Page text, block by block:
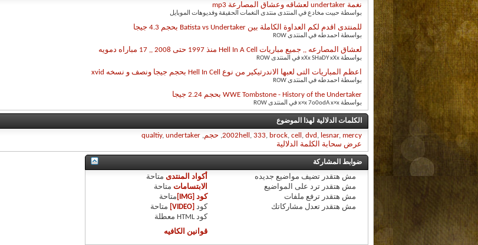
نغمة undertaker لعشاقه وعشاق المصارعة mp3
بواسطة حبيت مخادع في المنتدى منتدى النغمات الحقيقة وفديوهات الموبايل
للمنتدى اقدم لكم العداوة الكاملة بين Batista vs Undertaker بحجم 4.3 جيجا
بواسطة احمدطه في المنتدى ROW
لعشاق المصارعه ,, جميع مباريات Hell In A Cell منذ 1997 حتى 2008 ,, 17 مباراه دمويه
بواسطة xXx SHaDY xXx في المنتدى ROW
اعظم المباريات التى لعبها الاندرتيكير من نوع Hell In Cell بحجم جيجا ونصف و نسخه xvid
بواسطة احمدطه في المنتدى ROW
WWE Tombstone - History of the Undertaker بحجم 2.24 جيجا
بواسطة x×x 7o0odA x×x في المنتدى ROW
الكلمات الدلالية لهذا الموضوع
2002hell 333 brock cell dvd lesnar, mercy حجم qualtiy, undertaker
عرض سحابة الكلمة الدلالية
ضوابط المشاركة
مش هتقدر تضيف مواضيع جديده
مش هتقدر ترد على المواضيع
مش هتقدر ترفع ملفات
مش هتقدر تعدل مشاركاتك
أكواد المنتدى متاحة
الابتسامات متاحة
كود [IMG]
متاحة
كود [VIDEO]
متاحة
كود HTML
معطلة
قوانين الكافيه